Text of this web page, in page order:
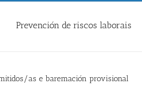
Prevención de riscos laborais
as e baremación provisional